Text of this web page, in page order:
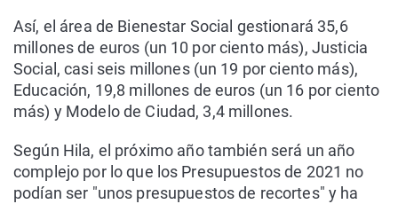
Así, el área de Bienestar Social gestionará 35,6
millones de euros (un 10 por ciento más), Justicia
Social, casi seis millones (un 19 por ciento más),
Educación, 19,8 millones de euros (un 16 por ciento
más) y Modelo de Ciudad, 3,4 millones.
Según Hila, el próximo año también será un año
complejo por lo que los Presupuestos de 2021 no
podían ser "unos presupuestos de recortes" y ha